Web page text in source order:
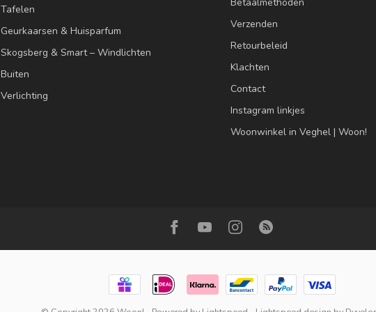
Tafelen
Geurkaarsen & Huisparfum
Skogsberg & Smart – Windlichten
Buiten
Verlichting
Verzenden
Retourbeleid
Klachten
Contact
Instagram linkjes
Woonwinkel in Veghel | Woon!